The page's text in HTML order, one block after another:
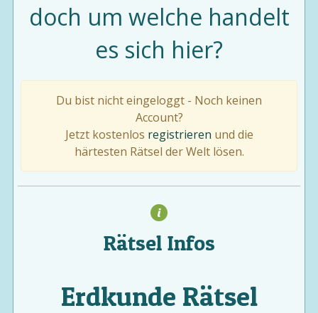
doch um welche handelt
es sich hier?
Du bist nicht eingeloggt - Noch keinen
Account?
Jetzt kostenlos registrieren und die
härtesten Rätsel der Welt lösen.
Rätsel Infos
Erdkunde Rätsel